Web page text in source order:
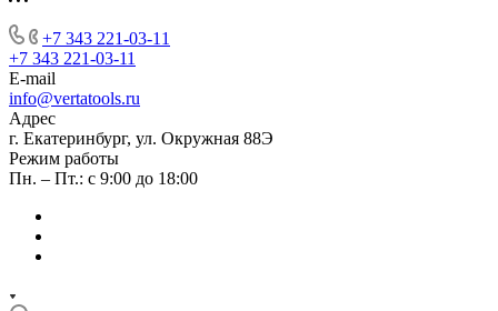
+7 343 221-03-11
+7 343 221-03-11
E-mail
info@vertatools.ru
Адрес
г. Екатеринбург, ул. Окружная 88Э
Режим работы
Пн. – Пт.: с 9:00 до 18:00